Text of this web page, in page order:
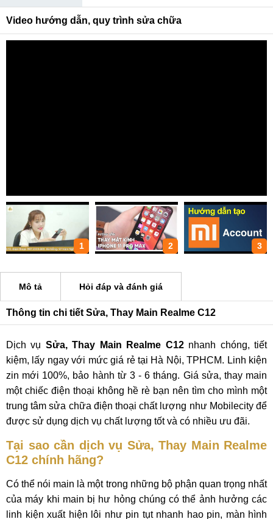
Video hướng dẫn, quy trình sửa chữa
1 2 3
Mô tả Hỏi đáp và đánh giá
Thông tin chi tiết Sửa, Thay Main Realme C12
Dịch vụ Sửa, Thay Main Realme C12nhanh chóng, tiết
kiệm, lấy ngay với mức giá rẻ tại Hà Nội, TPHCM. Linh kiện
zin mới 100%, bảo hành từ 3 - 6 tháng. Giá sửa, thay main
một chiếc điện thoại không hề rè bạn nên tìm cho mình một
trung tâm sửa chữa điện thoại chất lượng như Mobilecity để
được sử dụng dịch vụ chất lượng tốt và có nhiều ưu đãi.
Tại sao cần dịch vụ Sửa, Thay Main Realme
C12 chính hãng?
Có thể nói main là một trong những bộ phận quan trọng nhất
của máy khi main bị hư hỏng chúng có thể ảnh hưởng các
linh kiện xuất hiện lôi như pin tụt nhanh hao pin, màn hình